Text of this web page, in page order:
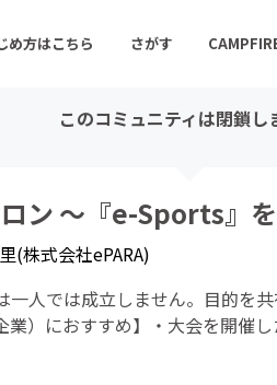
め方はこちら さがす
ム・サービス開発
このコミュニティは閉鎖し
ン ～『e-Sports』
(株式会社ePARA)
一人では成立しません。目的を
業）におすすめ】・大会を開催